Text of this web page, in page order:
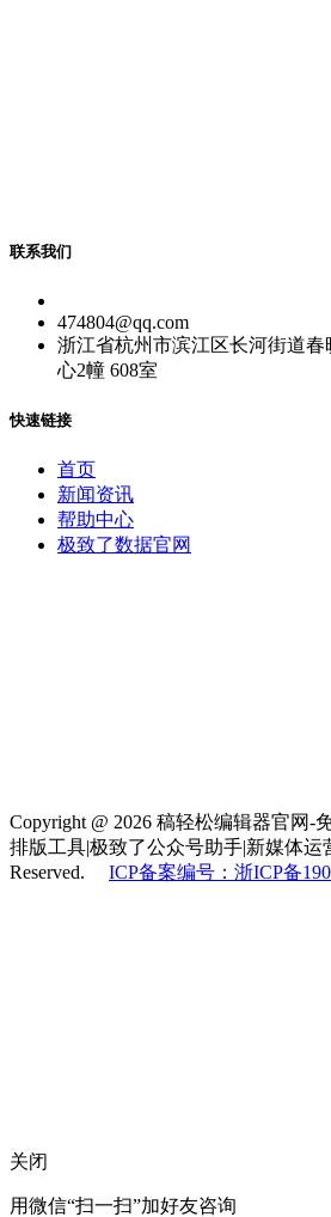
联系我们
474804@qq.com
浙江省杭州市滨江区长河街道春
心2幢 608室
快速链接
首页
新闻资讯
帮助中心
极致了数据官网
Copyright @ 2026 稿轻松编辑器官网-
排版工具|极致了公众号助手|新媒体运
Reserved. ICP备案编号：浙ICP备
关闭
用微信“扫一扫”加好友咨询